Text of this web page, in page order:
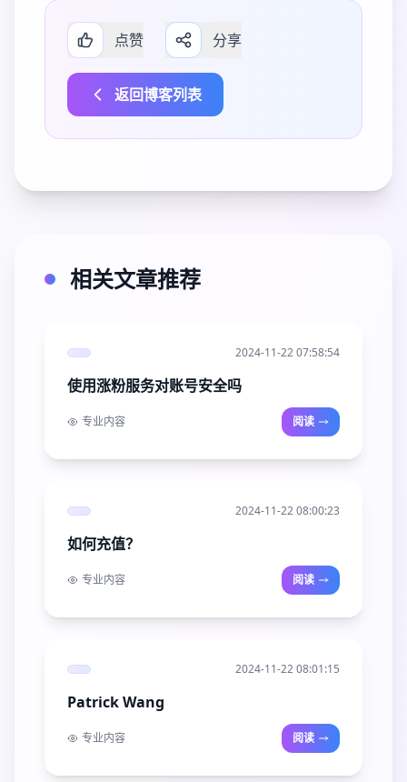
点赞 分享
返回博客列表
相关文章推荐
2024-11-22 07:58:54
使用涨粉服务对账号安全吗
专业内容 阅读
2024-11-22 08:00:23
如何充值？
专业内容 阅读
2024-11-22 08:01:15
Patrick Wang
专业内容 阅读